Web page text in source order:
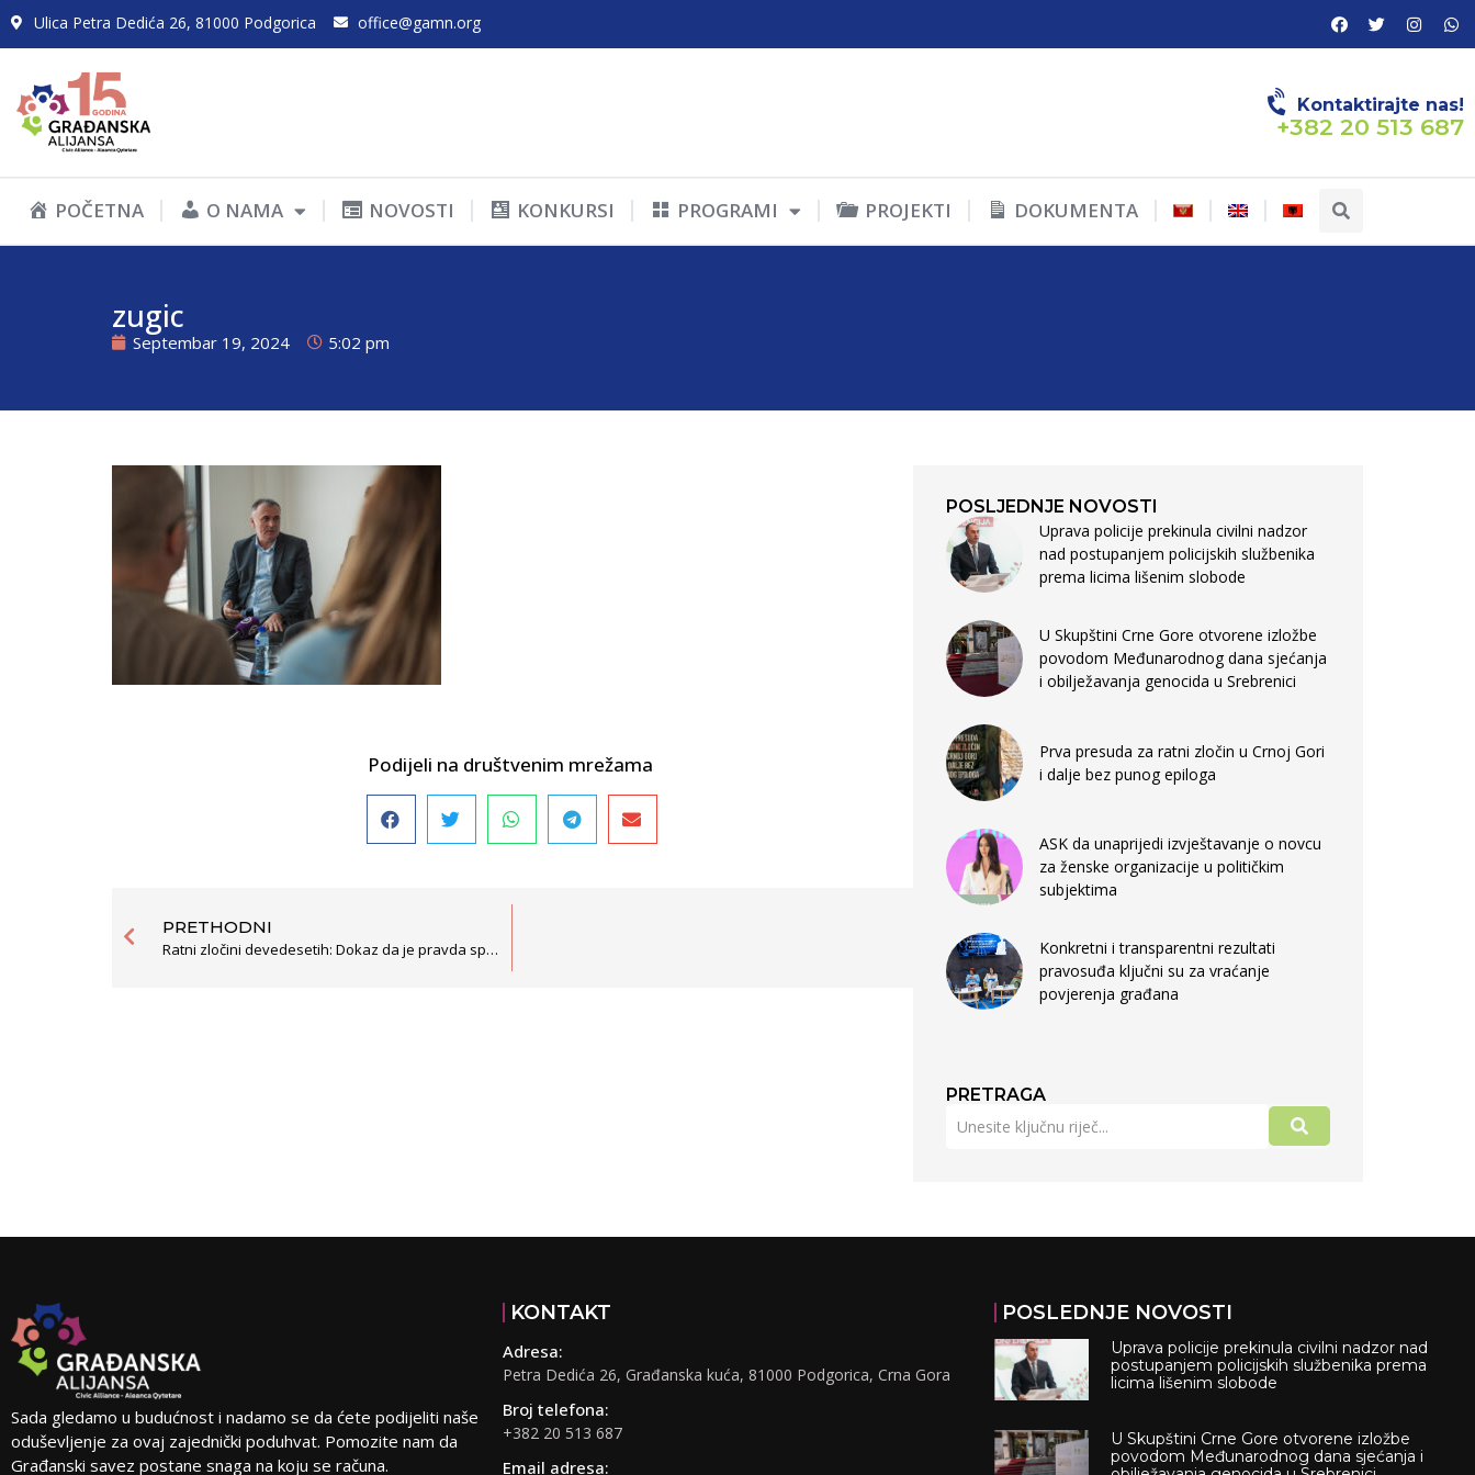
Ulica Petra Dedića 26, 81000 Podgorica office@gamn.org
Kontaktirajte nas!
+382 20 513 687
POČETNA O NAMA NOVOSTI KONKURSI PROGRAMI PROJEKTI DOKUMENTA
zugic
Septembar 19, 2024 5:02 pm
Podijeli na društvenim mrežama
PRETHODNI
Ratni zločini devedesetih: Dokaz da je pravda spora i (ne) dostižna?
POSLJEDNJE NOVOSTI
Uprava policije prekinula civilni nadzor
nad postupanjem policijskih službenika
prema licima lišenim slobode
U Skupštini Crne Gore otvorene izložbe
povodom Međunarodnog dana sjećanja
i obilježavanja genocida u Srebrenici
Prva presuda za ratni zločin u Crnoj Gori
i dalje bez punog epiloga
ASK da unaprijedi izvještavanje o novcu
za ženske organizacije u političkim
subjektima
Konkretni i transparentni rezultati
pravosuđa ključni su za vraćanje
povjerenja građana
PRETRAGA
Sada gledamo u budućnost i nadamo se da ćete podijeliti naše
oduševljenje za ovaj zajednički poduhvat. Pomozite nam da
Građanski savez postane snaga na koju se računa.
KONTAKT
Adresa:
Petra Dedića 26, Građanska kuća, 81000 Podgorica, Crna Gora
Broj telefona:
+382 20 513 687
Email adresa:
POSLEDNJE NOVOSTI
Uprava policije prekinula civilni nadzor nad
postupanjem policijskih službenika prema
licima lišenim slobode
U Skupštini Crne Gore otvorene izložbe
povodom Međunarodnog dana sjećanja i